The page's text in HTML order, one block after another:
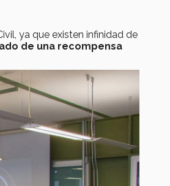
ya que existen infinidad de
de una recompensa